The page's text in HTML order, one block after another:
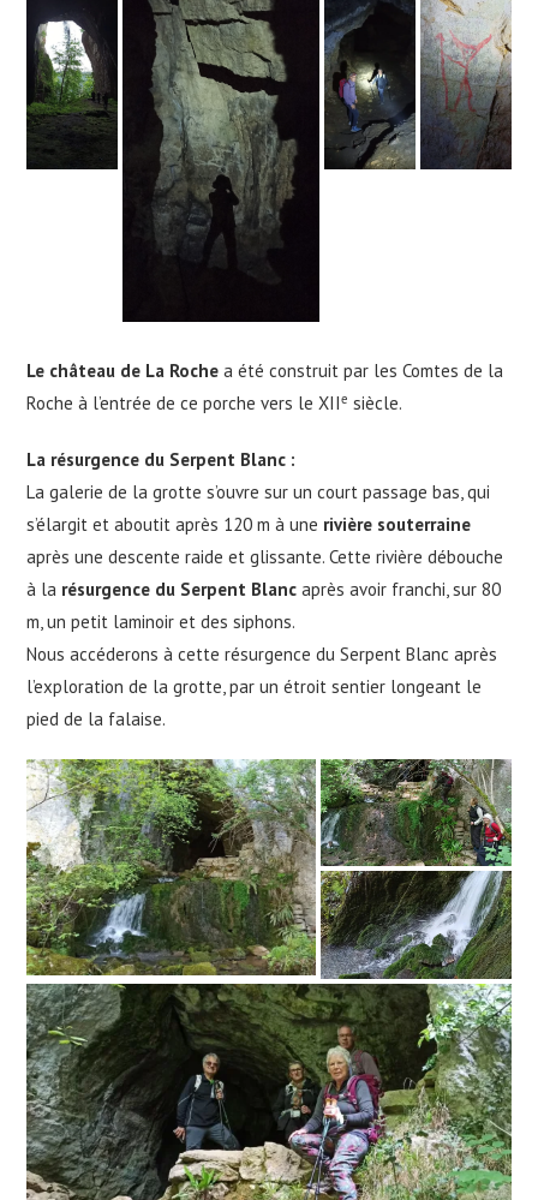
Le château de La Roche a été construit par les Comtes de la
Roche à l’entrée de ce porche vers le XIIe siècle.
La résurgence du Serpent Blanc :
La galerie de la grotte s’ouvre sur un court passage bas, qui
s’élargit et aboutit après 120 m à une rivière souterraine
après une descente raide et glissante. Cette rivière débouche
à la résurgence du Serpent Blanc après avoir franchi, sur 80
m, un petit laminoir et des siphons.
Nous accéderons à cette résurgence du Serpent Blanc après
l’exploration de la grotte, par un étroit sentier longeant le
pied de la falaise.